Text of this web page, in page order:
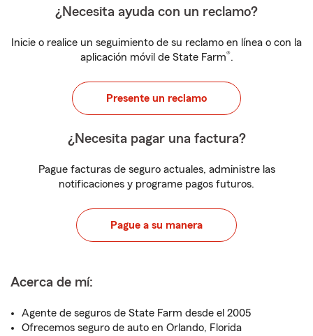
¿Necesita ayuda con un reclamo?
Inicie o realice un seguimiento de su reclamo en línea o con la
aplicación móvil de State Farm®.
Presente un reclamo
¿Necesita pagar una factura?
Pague facturas de seguro actuales, administre las
notificaciones y programe pagos futuros.
Pague a su manera
Acerca de mí:
Agente de seguros de State Farm desde el 2005
Ofrecemos seguro de auto en Orlando, Florida